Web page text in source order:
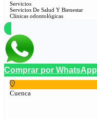
Servicios
Servicios De Salud Y Bienestar
Clínicas odontológicas
Comprar por WhatsApp
Cuenca